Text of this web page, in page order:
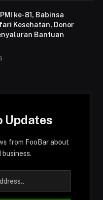
ke-81, Babinsa
Kesehatan, Donor
Bantuan
Updates
from FooBar about
business.